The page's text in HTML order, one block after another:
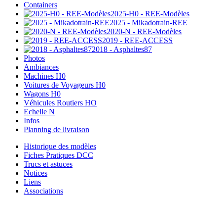
Containers
2025-H0 - REE-Modèles
2025 - Mikadotrain-REE
2020-N - REE-Modèles
2019 - REE-ACCESS
2018 - Asphaltes87
Photos
Ambiances
Machines H0
Voitures de Voyageurs H0
Wagons H0
Véhicules Routiers HO
Echelle N
Infos
Planning de livraison
Historique des modèles
Fiches Pratiques DCC
Trucs et astuces
Notices
Liens
Associations